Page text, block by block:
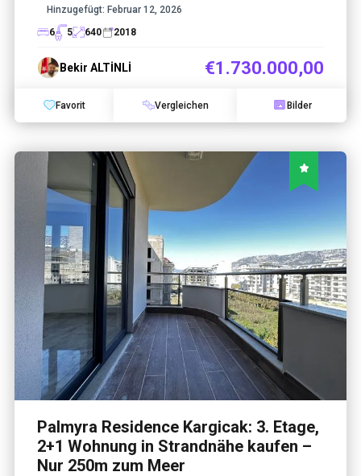
Hinzugefügt: Februar 12, 2026
6
5 640 2018
Bekir ALTİNLİ €1.730.000,00
Favorit Vergleichen Bilder
Palmyra Residence Kargicak: 3. Etage,
2+1 Wohnung in Strandnähe kaufen –
Nur 250m zum Meer